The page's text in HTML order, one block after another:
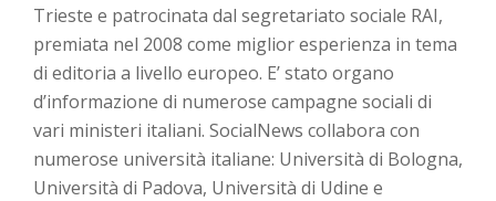
Trieste e patrocinata dal segretariato sociale RAI,
premiata nel 2008 come miglior esperienza in tema
di editoria a livello europeo. E’ stato organo
d’informazione di numerose campagne sociali di
vari ministeri italiani. SocialNews collabora con
numerose università italiane: Università di Bologna,
Università di Padova, Università di Udine e